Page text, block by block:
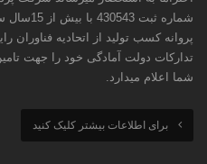
شماره
پروانه کسب تولید از اتحادیه فناوران
تدارکات دولت آمادگی خود را جهت
شما اعلام میدارد.
برای اطلاعات بیشتر کلیک کنید